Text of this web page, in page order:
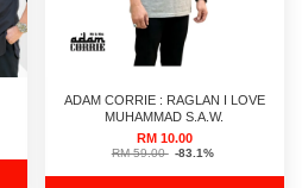
ADAM CORRIE : RAGLAN I LOVE
MUHAMMAD S.A.W.
RM 10.00
RM 59.00 -83.1%